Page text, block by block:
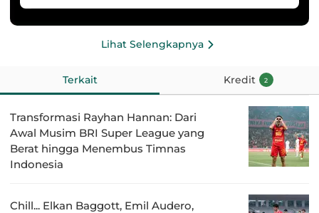
Lihat Selengkapnya
Terkait Kredit 2
Transformasi Rayhan Hannan: Dari
Awal Musim BRI Super League yang
Berat hingga Menembus Timnas
Indonesia
Chill... Elkan Baggott, Emil Audero,